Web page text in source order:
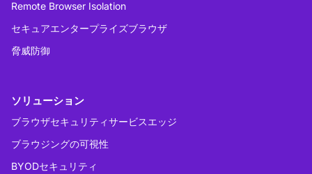
Remote Browser Isolation
セキュアエンタープライズブラウザ
脅威防御
ソリューション
ブラウザセキュリティサービスエッジ
ブラウジングの可視性
BYODセキュリティ